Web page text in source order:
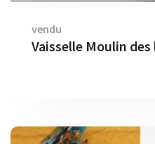
vendu
Vaisselle Moulin